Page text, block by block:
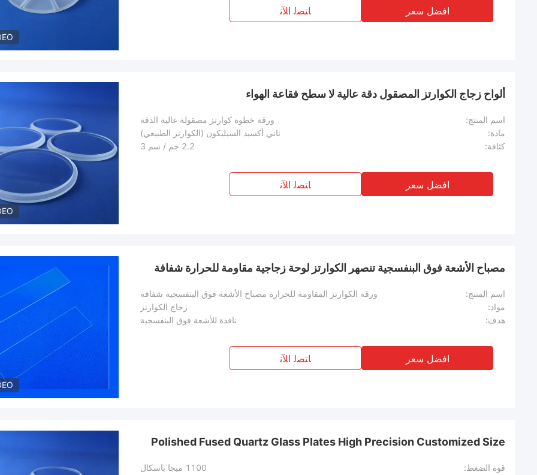
افضل سعر ﺎﺘﺼﻟ ﺍﻶﻧ
ألواح زجاج الكوارتز المصقول دقة عالية لا سطح فقاعة الهواء
اسم المنتج:
ورقة خطوة كوارتز مصقولة عالية الدقة
مادة:
ثاني أكسيد السيليكون (الكوارتز الطبيعي)
كثافة:
2.2 جم / سم 3
افضل سعر ﺎﺘﺼﻟ ﺍﻶﻧ
مصباح الأشعة فوق البنفسجية تنصهر الكوارتز لوحة زجاجية مقاومة للحرارة شفافة
اسم المنتج:
ورقة الكوارتز المقاومة للحرارة مصباح الأشعة فوق البنفسجية شفافة
مواد:
زجاج الكوارتز
هدف:
نافذة للأشعة فوق البنفسجية
افضل سعر ﺎﺘﺼﻟ ﺍﻶﻧ
Polished Fused Quartz Glass Plates High Precision Customized Size
قوة الضغط:
1100 ميجا باسكال